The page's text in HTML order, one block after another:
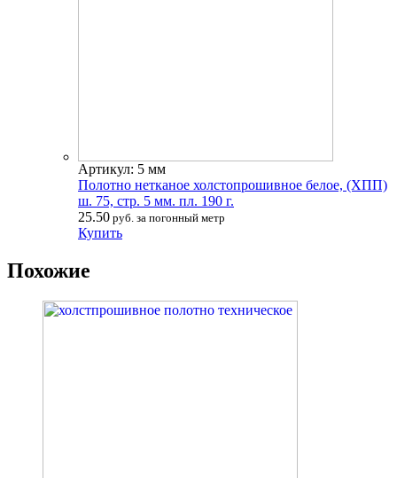
Артикул: 5 мм
Полотно нетканое холстопрошивное белое, (ХПП)
ш. 75, стр. 5 мм. пл. 190 г.
25.50 руб. за погонный метр
Купить
Похожие